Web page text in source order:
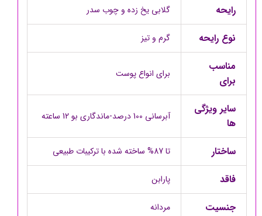
رایحه گلابی یخ زده و چوب سدر
نوع رایحه گرم و تیز
مناسب
برای
برای انواع پوست
سایر ویژگی
ها
آبرسانی 100 درصد-ماندگاری بو 12 ساعته
ساختار تا 87% ساخته شده با ترکیبات طبیعی
فاقد پارابن
جنسیت مردانه